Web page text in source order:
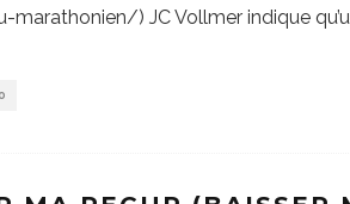
) JC Vollmer indique
0